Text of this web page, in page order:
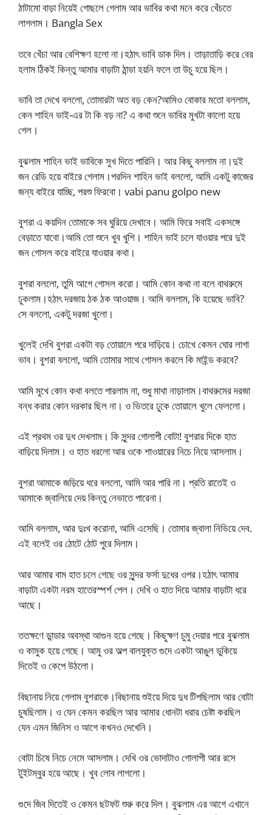
ঠাটামো বাড়া নিয়েই গোছলে গেলাম আর ভাবির কথা মনে করে খেঁচতে
লাগলাম। Bangla Sex
তবে খেঁচা আর বেশিক্ষণ হলো না।হঠাৎ ভাবি ডাক দিল। তাড়াতাড়ি করে বের
হলাম ঠিকই কিন্তু আমার বাড়াটা ঠান্ডা হয়নি ফলে তা উচু হয়ে ছিল।
ভাবি তা দেখে বললো, তোমারটা অত বড় কেন?আমিও বোকার মতো বললাম,
কেন শাহিন ভাই-এর টা কি বড় না? এ কথা শুনে ভাবির মুখটা কালো হয়ে
গেল।
বুঝলাম শাহিন ভাই ভাবিকে সুখ দিতে পারিনি। আর কিছু বললাম না।দুই
জন রেডি হয়ে বাইরে গেলাম।পরদিন শাহিন ভাই বললো, আমি একটু কাজের
জন্য বাইরে যাচ্ছি, পরশু ফিরবো। vabi panu golpo new
বুশরা এ কয়দিন তোমাকে সব ঘুরিয়ে দেখাবে। আমি ফিরে সবাই একসঙ্গে
বেড়াতে যাবো।আমি তো শুনে খুব খুশি। শাহিন ভাই চলে যাওয়ার পরে দুই
জন গোসল করে বাইরে যাওয়ার কথা।
বুশরা বললো, তুমি আগে গোসল করো। আমি কোন কথা না বলে বাথরুমে
ঢুকলাম।হঠাৎ দরজায় ঠক ঠক আওয়াজ। আমি বললাম, কি হয়েছে ভাবি?
সে বললো, একটু দরজা খুলো।
খুলেই দেখি বুশরা একটা বড় তোয়ালে পরে দাড়িয়ে। চোখে কেমন ঘোর লাগা
ভাব। বুশরা বললো, আমি তোমার সাথে গোসল করলে কি মাইন্ড করবে?
আমি মুখে কোন কথা বলতে পারলাম না, শুধু মাথা নাড়ালাম।বাথরুমের দরজা
বন্ধ করার কোন দরকার ছিল না। ও ভিতরে ঢুকে তোয়ালে খুলে ফেললো।
এই প্রথম ওর দুধ দেখলাম। কি সুন্দর গোলাপী বোটা! বুশরার দিকে হাত
বাড়িয়ে দিলাম। ও হাত ধরলো আর ওকে শাওয়ারের নিচে নিয়ে আসলাম।
বুশরা আমাকে জড়িয়ে ধরে বললো, আমি আর পারি না। প্রতি রাতেই ও
আমাকে জ্বালিয়ে দেয় কিন্তু নেভাতে পারেনা।
আমি বললাম, আর দুঃখ করোনা, আমি এসেছি। তোমার জ্বালা নিভিয়ে দেব.
এই বলেই ওর ঠোটে ঠোট পুরে দিলাম।
আর আমার বাম হাত চলে গেছে ওর সুন্দর ফর্সা দুধের ওপর।হঠাৎ আমার
বাড়াটা একটা নরম হাতেরস্পর্শ পেল। দেখি ও হাত দিয়ে আমার বাড়াটা ধরে
আছে।
ততক্ষণে ডান্ডার অবস্থা আগুন হয়ে গেছে। কিছুক্ষণ চুমু দেয়ার পরে বুঝলাম
ও কামুক হয়ে গেছে। আমু ওর অল্প বালযুক্ত গুদে একটা আঙুল ডুকিয়ে
দিতেই ও কেপে উঠলো।
বিছানায় নিয়ে গেলাম বুশরাকে।বিছানায় শুইয়ে দিয়ে দুধ টিপছিলাম আর বোটা
চুষছিলাম। ও যেন কেমন করছিল আর আমার ধোনটা ধরার চেষ্টা করছিল
যেন এমন জিনিস ও আগে কখনও দেখেনি।
বোটা চিষে নিচে নেমে আসলাম। দেখি ওর ভোদাটাও গোলাপী আর রসে
টুইটম্বুর হয়ে আছে। খুব লোব লাগলো।
গুদে জিব দিতেই ও কেমন ছটফট শুরু করে দিল। বুঝলাম এর আগে এখানে